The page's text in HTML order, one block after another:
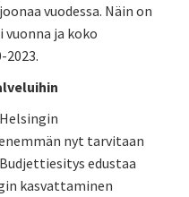
vuodessa. Näin on
vuonna ja koko
nyt tarvitaan
edustaa
kasvattaminen